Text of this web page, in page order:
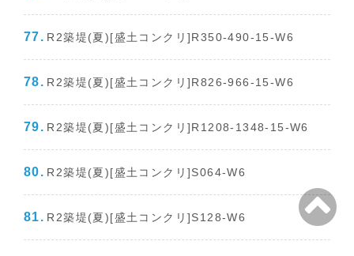
R2築堤(夏)[盛土コンクリ]R350-490-15-W6
R2築堤(夏)[盛土コンクリ]R826-966-15-W6
R2築堤(夏)[盛土コンクリ]R1208-1348-15-W6
R2築堤(夏)[盛土コンクリ]S064-W6
R2築堤(夏)[盛土コンクリ]S128-W6